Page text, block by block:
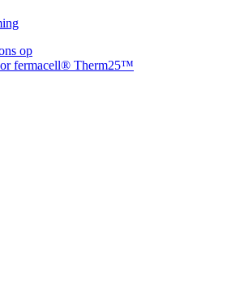
op
fermacell® Therm25™